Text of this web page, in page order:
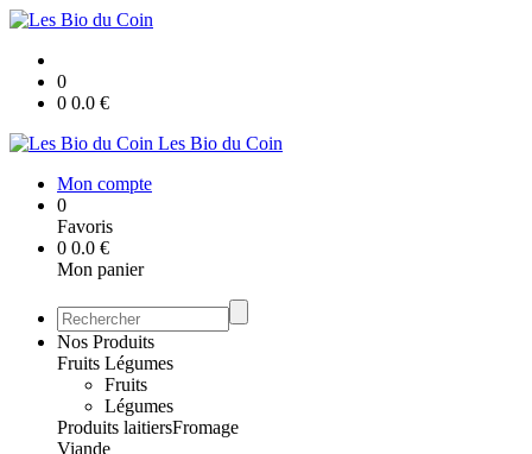
0
0 0.0 €
Les Bio du Coin
Mon compte
0
Favoris
0 0.0 €
Mon panier
Nos Produits
Fruits Légumes
Fruits
Légumes
Produits laitiersFromage
Viande